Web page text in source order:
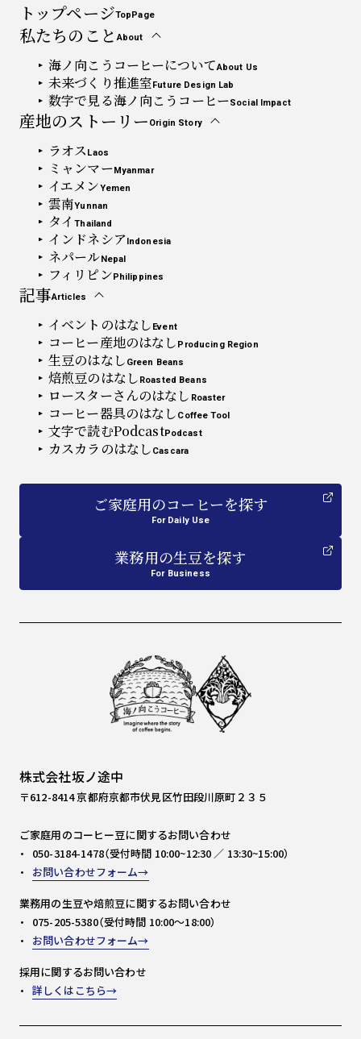
トップページTopPage
私たちのことAbout
海ノ向こうコーヒーについてAbout Us
未来づくり推進室Future Design Lab
数字で見る海ノ向こうコーヒーSocial Impact
産地のストーリー Origin Story
ラオス Laos
ミャンマーMyanmar
イエメンYemen
雲南Yunnan
タイThailand
インドネシア Indonesia
ネパールNepal
フィリピンPhilippines
記事Articles
イベントのはなし Event
コーヒー産地のはなし Producing Region
生豆のはなし Green Beans
焙煎豆のはなし Roasted Beans
ロースターさんのはなし Roaster
コーヒー器具のはなし Coffee Tool
文字で読むPodcastPodcast
カスカラのはなし Cascara
ご家庭用のコーヒーを探す
For Daily Use
業務用の生豆を探す
For Business
株式会社坂ノ途中
〒612-8414 京都府京都市伏見区竹田段川原町２３５
ご家庭用のコーヒー豆に関するお問い合わせ
050-3184-1478（受付時間 10:00~12:30 ／ 13:30~15:00）
お問い合わせフォーム
業務用の生豆や焙煎豆に関するお問い合わせ
075-205-5380（受付時間 10:00～18:00）
お問い合わせフォーム
採用に関するお問い合わせ
詳しくはこちら